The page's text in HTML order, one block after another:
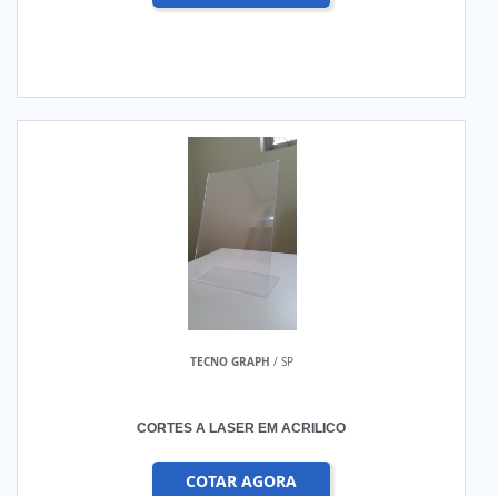
TECNO GRAPH / SP
CORTES A LASER EM ACRILICO
COTAR AGORA